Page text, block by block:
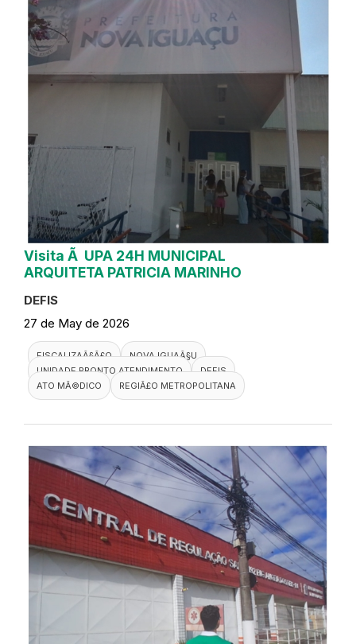
Visita Ã UPA 24H MUNICIPAL
ARQUITETA PATRICIA MARINHO
DEFIS
27 de May de 2026
FISCALIZAÃ§Ã£O
NOVA IGUAÃ§U
UNIDADE PRONTO ATENDIMENTO
DEFIS
ATO MÃ©DICO
REGIÃ£O METROPOLITANA